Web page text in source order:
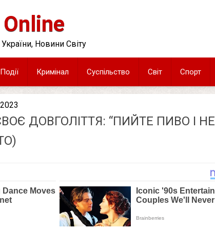
Новини Світу
Події Кримінал Суспільство Світ Спорт
ДОВГОЛІТТЯ: “ПИЙТЕ ПИВО І НЕ